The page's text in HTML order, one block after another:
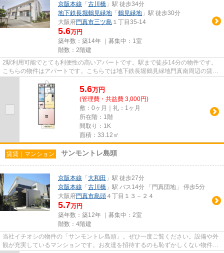
京阪本線 「 古川橋 」駅 徒歩34分
地下鉄長堀鶴見緑地 「 鶴見緑地 」駅 徒歩30分
大阪府門真市三ツ島 １丁目35-14
5.6万円
築年数：築14年 ｜募集中： 1室
階数：2階建
2駅利用可能でとても利便性の高いアパートです。駅まで徒歩14分の物件です。
こちらの物件はアパートです。こちらでは地下鉄長堀鶴見緑地門真南周辺の賃貸
情報をご紹介しております。他...
5.6万円
(管理費・共益費 3,000円)
敷：0ヶ月｜礼：1ヶ月
所在階：1階
間取り：1K
面積：33.12㎡
賃貸｜マンション サンモントレ島頭
京阪本線 「 大和田 」駅 徒歩27分
京阪本線 「 古川橋 」駅 バス14分 「門真団地」 停歩5分
大阪府門真市島頭 ４丁目１３－２４
5.7万円
築年数：築12年 ｜募集中： 2室
階数：4階建
当社イチオシの物件の「サンモントレ島頭」。ぜひ一度ご覧ください。設備や外
観が充実しているマンションです。お友達を招待するのも恥ずかしくない物件。